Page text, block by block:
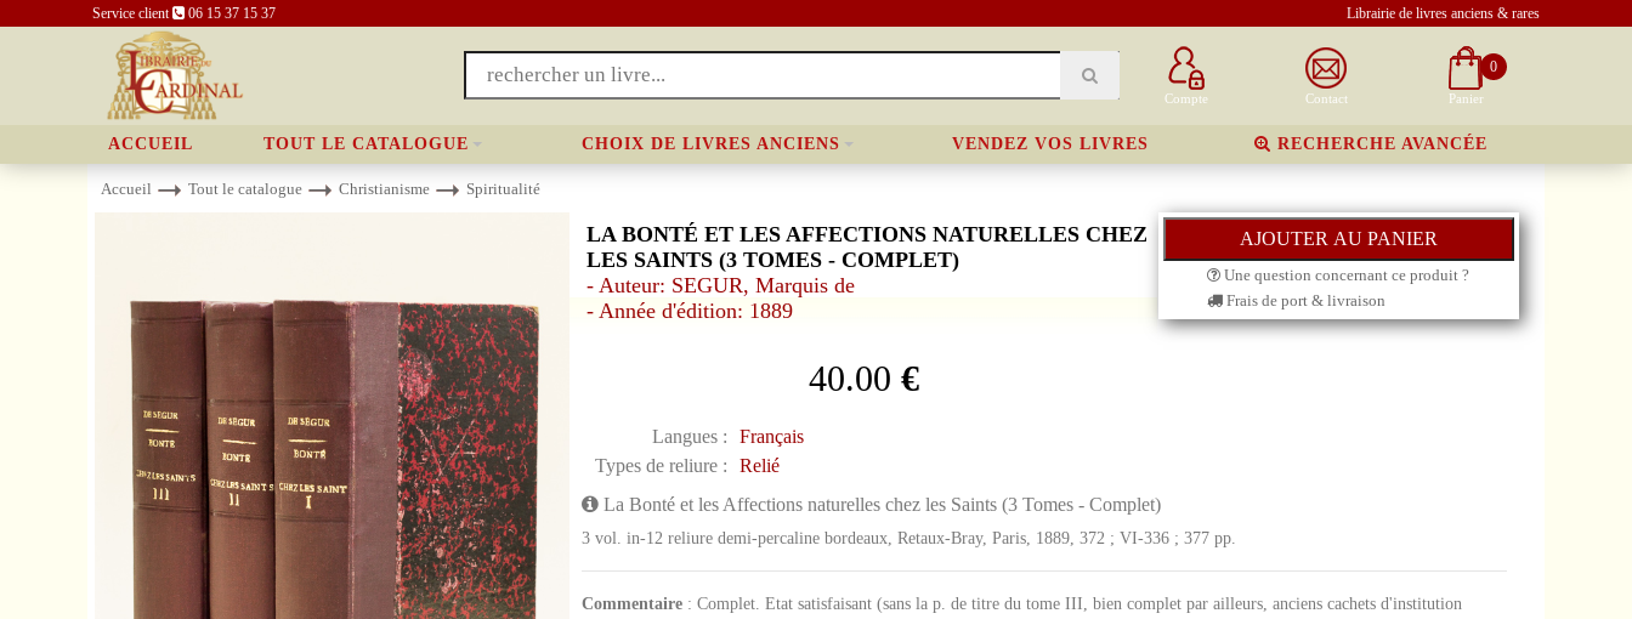
Service client 06 15 37 15 37 Librairie de livres anciens & rares
Compte Contact
0
Panier
ACCUEIL TOUT LE CATALOGUE CHOIX DE LIVRES ANCIENS VENDEZ VOS LIVRES RECHERCHE AVANCÉE
Accueil Tout le catalogue Christianisme Spiritualité
LA BONTÉ ET LES AFFECTIONS NATURELLES CHEZ
LES SAINTS (3 TOMES - COMPLET)
- Auteur: SEGUR, Marquis de
- Année d'édition: 1889
40.00 €
Langues :
Français
Types de reliure :
Relié
Une question concernant ce produit ?
Frais de port & livraison
La Bonté et les Affections naturelles chez les Saints (3 Tomes - Complet)
3 vol. in-12 reliure demi-percaline bordeaux, Retaux-Bray, Paris, 1889, 372 ; VI-336 ; 377 pp.
Commentaire: Complet. Etat satisfaisant (sans la p. de titre du tome III, bien complet par ailleurs, anciens cachets d'institution